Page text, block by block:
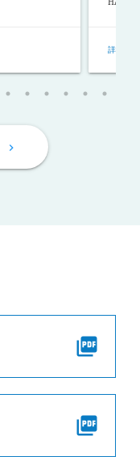
詳しく見る
keyboard_arrow_right
picture_as_pdf
picture_as_pdf